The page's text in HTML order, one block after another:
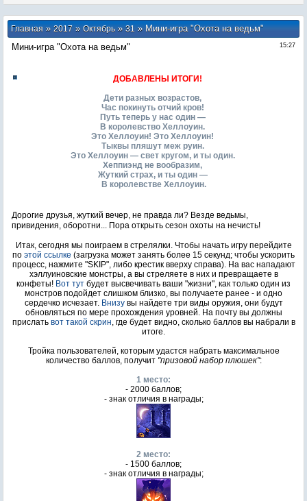
Главная»2017 » Октябрь » 31» Мини-игра "Охота на ведьм"
15:27
Мини-игра "Охота на ведьм"
ДОБАВЛЕНЫ ИТОГИ!
Дети разных возрастов,
Час покинуть отчий кров!
Путь теперь у нас один —
В королевство Хеллоуин.
Это Хеллоуин! Это Хеллоуин!
Тыквы пляшут меж руин.
Это Хеллоуин — свет кругом, и ты один.
Хеппиэнд не вообразим,
Жуткий страх, и ты один —
В королевстве Хеллоуин.
Дорогие друзья, жуткий вечер, не правда ли? Везде ведьмы,
привидения, оборотни... Пора открыть сезон охоты на нечисть!
Итак, сегодня мы поиграем в стрелялки. Чтобы начать игру перейдите
по этой ссылке (загрузка может занять более 15 секунд; чтобы ускорить
процесс, нажмите "SKIP", либо крестик вверху справа). На вас нападают
хэллуиновские монстры, а вы стреляете в них и превращаете в
конфеты! Вот тут будет высвечивать ваши "жизни", как только один из
монстров подойдет слишком близко, вы получаете ранее - и одно
сердечко исчезает. Внизувы найдете три виды оружия, они будут
обновляться по мере прохождения уровней. На почту вы должны
прислать вот такой скрин, где будет видно, сколько баллов вы набрали в
итоге.
Тройка пользователей, которым удастся набрать максимальное
количество баллов, получит "призовой набор плюшек":
1 место:
- 2000 баллов;
- знак отличия в награды;
2 место:
- 1500 баллов;
- знак отличия в награды;